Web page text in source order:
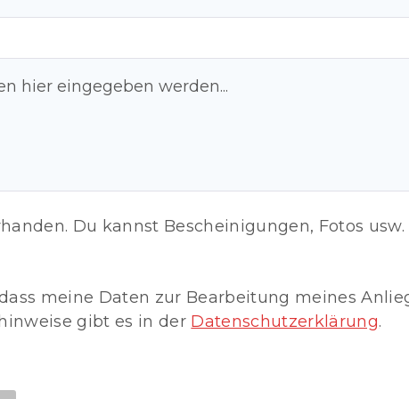
Du kannst Bescheinigungen, Fotos
meine Daten zur Bearbeitung meines
gibt es in der Datenschutzerklärung.